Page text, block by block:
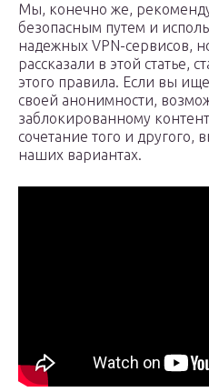
Мы, конечно же,
безопасным путем и
надежных VPN-сервисов,
рассказали в этой статье,
этого правила. Если вы
своей анонимности,
заблокированному
сочетание того и другого,
наших вариантах.